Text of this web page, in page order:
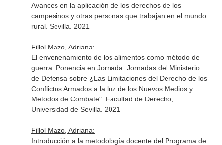
Avances en la aplicación de los derechos de los
campesinos y otras personas que trabajan en el mundo
rural. Sevilla. 2021
Fillol Mazo, Adriana:
El envenenamiento de los alimentos como método de
guerra. Ponencia en Jornada. Jornadas del Ministerio
de Defensa sobre ¿Las Limitaciones del Derecho de los
Conflictos Armados a la luz de los Nuevos Medios y
Métodos de Combate". Facultad de Derecho,
Universidad de Sevilla. 2021
Fillol Mazo, Adriana:
Introducción a la metodología docente del Programa de